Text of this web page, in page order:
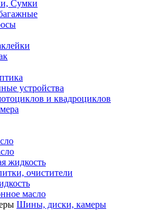
Сумки
устройства
и квадроциклов
жидкость
очистители
масло
Шины, диски, камеры